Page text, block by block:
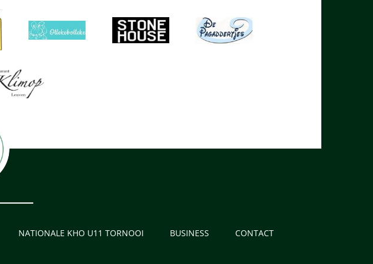
NATIONALE KHO U11 TORNOOI BUSINESS CONTACT